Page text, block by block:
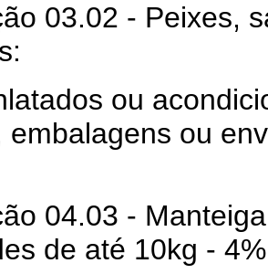
- Peixes,
ou
embalagens ou
- Manteiga
de até 10kg -